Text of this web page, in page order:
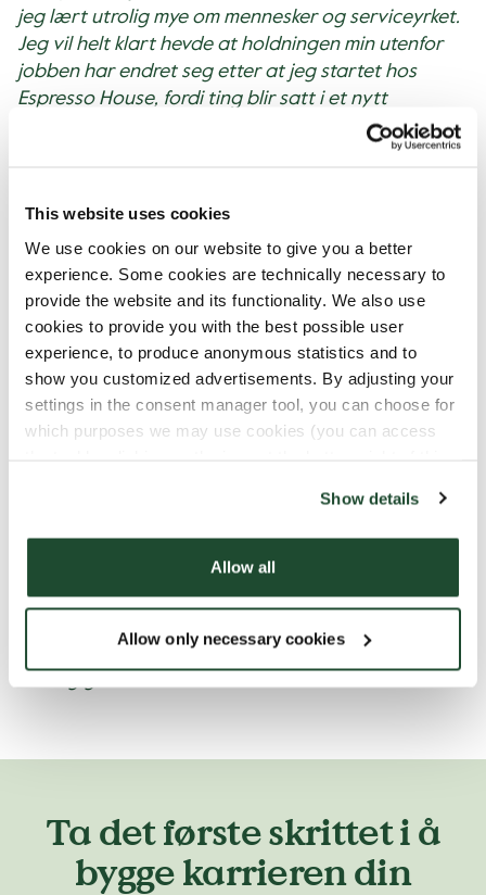
This website uses cookies
We use cookies on our website to give you a better
experience. Some cookies are technically necessary to
provide the website and its functionality. We also use
cookies to provide you with the best possible user
experience, to produce anonymous statistics and to
show you customized advertisements. By adjusting your
settings in the consent manager tool, you can choose for
which purposes we may use cookies (you can access
Show details
Allow all
Allow only necessary cookies
jeg lært utrolig mye om mennesker og serviceyrket.
Jeg vil helt klart hevde at holdningen min utenfor
jobben har endret seg etter at jeg startet hos
Espresso House, fordi ting blir satt i et nytt
perspektiv. Man lærer så utrolig mye om mennesker
Når lo du sist på jobb – og hva
handlet det om?
- Gjestene får meg alltid i godt humør, i tillegg til
mine medkollegaer som gjør det gøy å være på
jobb. Men det jeg lo av sist var da jeg var på vei
hjem etter en vakt og en gjest stoppet meg i døren
for å fortelle meg om en morsom hendelse han
hadde vært med på samme dagen. Jeg blir utrolig
Hvis du skulle beskrive Espresso
House med ett ord, hva ville det
Ta det første skrittet i å
bygge karrieren din